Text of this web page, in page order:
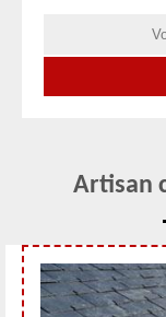
Artisan